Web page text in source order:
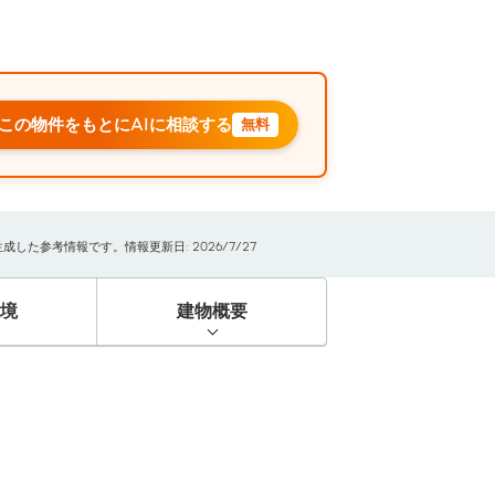
の物件をもとにAIに相談する 無料
成した参考情報です。情報更新日: 2026/7/27
建物概要